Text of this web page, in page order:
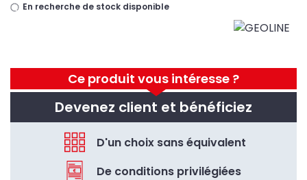
Ce produit vous intéresse ?
Devenez client et bénéficiez
D'un choix sans équivalent
De conditions privilégiées
En recherche de stock disponible